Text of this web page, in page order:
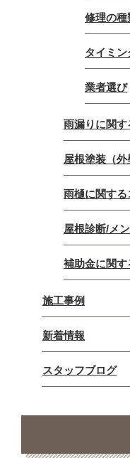
修理の種
タイミン
業者選び
雨漏りに関す
屋根塗装（
雨樋に関する
屋根診断/メ
補助金に関す
施工事例
新着情報
スタッフブログ